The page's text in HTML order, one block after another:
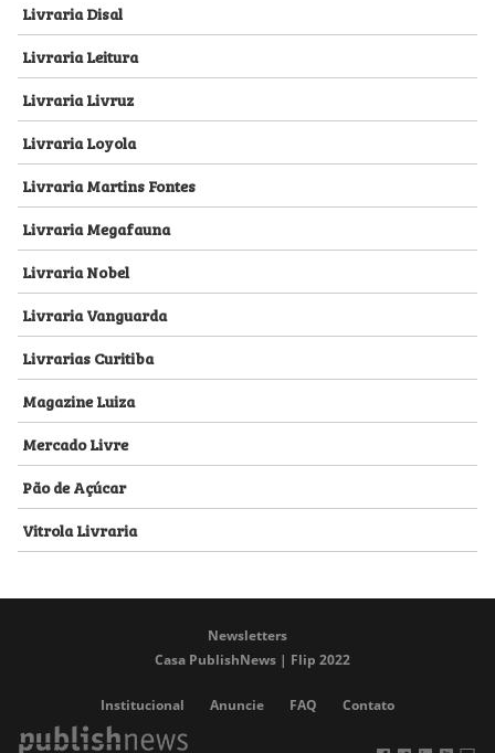
Livraria Disal
Livraria Leitura
Livraria Livruz
Livraria Loyola
Livraria Martins Fontes
Livraria Megafauna
Livraria Nobel
Livraria Vanguarda
Livrarias Curitiba
Magazine Luiza
Mercado Livre
Pão de Açúcar
Vitrola Livraria
Newsletters
Casa PublishNews | Flip 2022
Institucional Anuncie FAQ Contato